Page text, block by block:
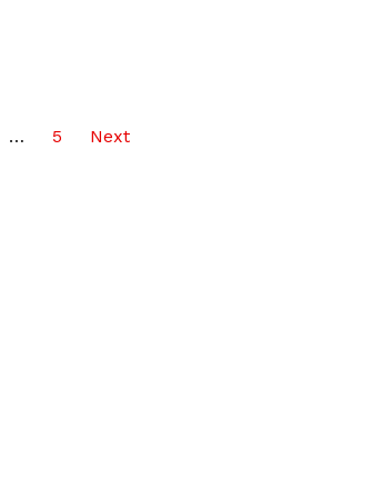
… 5 Next